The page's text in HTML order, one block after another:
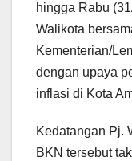
hingga Rabu
Walikota
Kementerian/
dengan upaya
inflasi di Kota
Kedatangan Pj.
BKN tersebut